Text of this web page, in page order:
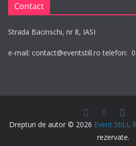
Contact
Strada Bacinschi, nr 8, IASI
e-mail: contact@eventstill.ro telefon:
Drepturi de autor © 2026 Event StiLL
rezervate.